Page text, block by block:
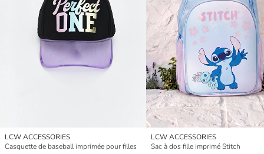
LCW ACCESSORIES
Casquette de baseball imprimée pour filles
LCW ACCESSORIES
Sac à dos fille imprimé Stitch